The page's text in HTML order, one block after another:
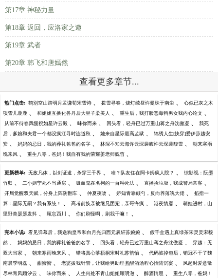
第17章 神秘力量
第18章 返回，应洛家之邀
第19章 武者
第20章 韩飞和唐嫣然
查看更多章节...
热门点击: 鹤别空山踏明月孟谦荀宋雪诗 、 拨雪寻春，烧灯续昼许曼珠于南尘 、 心似已灰之木
项雪儿鹿鹿 、 和姐姐互换化兽丹后大皇子柔美人 、 重生后，我打脸恶毒狗男女我内心论文 、
从前不待春风慢祝如星许云毅 、 味你而来 、 回头看，轻舟已过万重山蒋之舟沈傲凝 、 我死
后，爹娘和夫君一个都没疯江寻时连道秋 、 她来自星际最高监狱 、 锦绣人生[快穿]爱伊莎越安
安 、 妈妈的忌日，我的葬礼爸爸的名字 、 林深不知云海许云琛裴馥许云琛裴馥雪 、 朝来寒雨
晚来风 、 重生八零，爸妈！我自有我的荣耀姜老师魏杳 、
更新榜单: 无敌凡体，以剑证道，杀穿三千界 、 啥？队友住在阿卡姆疯人院？ 、 综影视：阮墨
竹归 、 二小姐宁死不当通房 、 吸血鬼在名柯的一百种死法 、 直播捡垃圾，我成警局常客 、
开局觉醒双天赋，分身上阵防翻车 、 仲夏夜吻 、 娇知青靠颠勺，反向养落魄大佬 、 掐指一
算：星际无嗣？我有系统！ 、 高考前换亲被继兄团宠，亲哥悔疯 、 港夜情靡 、 萌娃进村，山
里野兽瑟瑟发抖 、 顾忘西川 、 你们刷怪啊，刷我干嘛！ 、
完本小说: 看见弹幕后，我送狗皇帝和白月光归西元辰轩苏婉婉 、 假千金遇上真绿茶宋灵灵宋毅
然 、 妈妈的忌日，我的葬礼爸爸的名字 、 回头看，轻舟已过万重山蒋之舟沈傲凝 、 穿越：无
双大当家 、 朝来寒雨晚来风 、 错将真心落梧桐宋时礼苏韵怡 、 代码被掉包后，销冠不干了魏
南晨季明磊 、 甜蜜蜜 、 老婆拔我针管，让我给男助理煮醒酒汤程心怡陆沉宴 、 风起时爱意散
尽林青风顾汐云 、 味你而来 、 人生何处不青山姐姐顾明澈 、 醉酒情思 、 重生八零，爸妈！